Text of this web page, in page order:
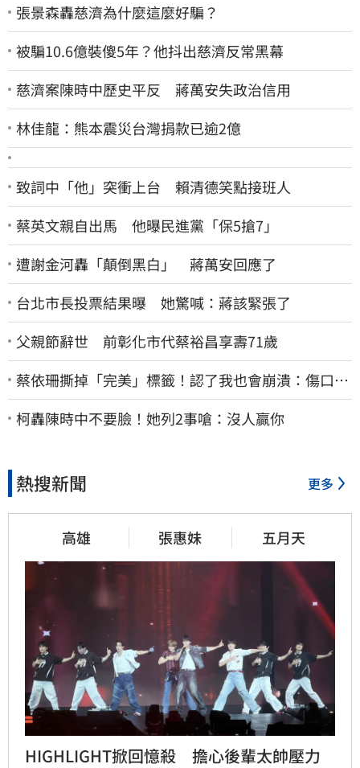
張景森轟慈濟為什麼這麼好騙？
被騙10.6億裝傻5年？他抖出慈濟反常黑幕
慈濟案陳時中歷史平反 蔣萬安失政治信用
林佳龍：熊本震災台灣捐款已逾2億
致詞中「他」突衝上台 賴清德笑點接班人
蔡英文親自出馬 他曝民進黨「保5搶7」
遭謝金河轟「顛倒黑白」 蔣萬安回應了
台北市長投票結果曝 她驚喊：蔣該緊張了
父親節辭世 前彰化市代蔡裕昌享壽71歲
蔡依珊撕掉「完美」標籤！認了我也會崩潰：傷口終
究會癒合
柯轟陳時中不要臉！她列2事嗆：沒人贏你
熱搜新聞 更多
高雄 張惠妹 五月天
HIGHLIGHT掀回憶殺　擔心後輩太帥壓力